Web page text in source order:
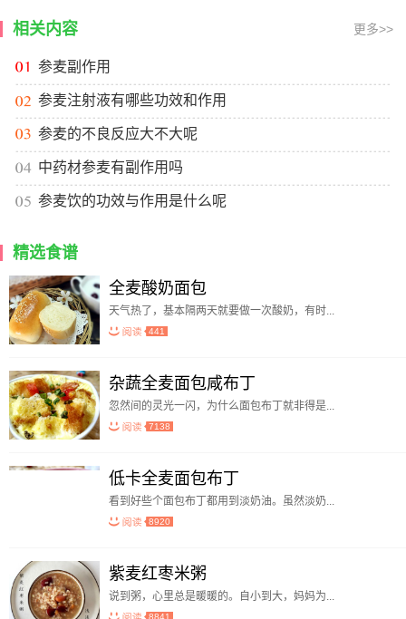
相关内容 更多>>
参麦副作用
参麦注射液有哪些功效和作用
参麦的不良反应大不大呢
中药材参麦有副作用吗
参麦饮的功效与作用是什么呢
精选食谱
全麦酸奶面包
天气热了，基本隔两天就要做一次酸奶，有时...
441
杂蔬全麦面包咸布丁
忽然间的灵光一闪，为什么面包布丁就非得是...
7138
低卡全麦面包布丁
看到好些个面包布丁都用到淡奶油。虽然淡奶...
8920
紫麦红枣米粥
说到粥，心里总是暖暖的。自小到大，妈妈为...
8841